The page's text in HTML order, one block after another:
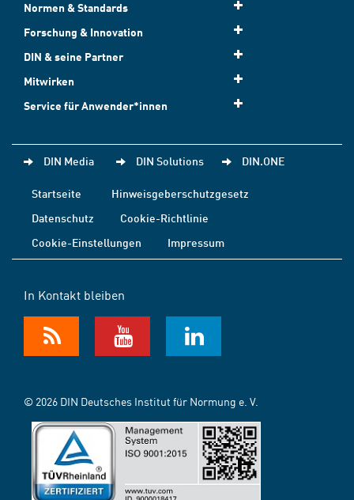
Normen & Standards
Forschung & Innovation
DIN & seine Partner
Mitwirken
Service für Anwender*innen
DIN Media DIN Solutions DIN.ONE
Startseite
Hinweisgeberschutzgesetz
Datenschutz
Cookie-Richtlinie
Cookie-Einstellungen
Impressum
In Kontakt bleiben
© 2026 DIN Deutsches Institut für Normung e. V.